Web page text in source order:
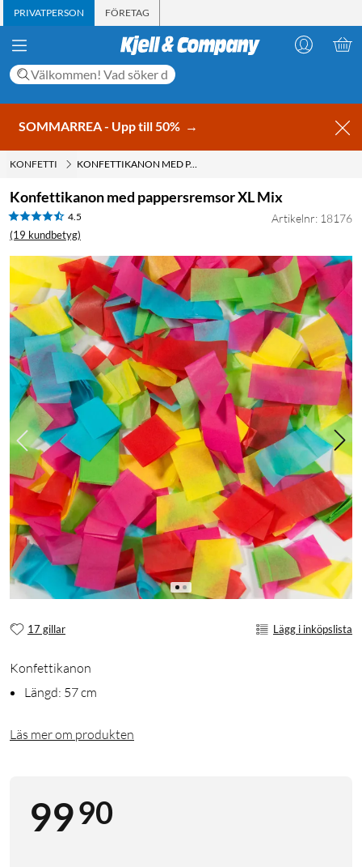
PRIVATPERSON FÖRETAG
SOMMARREA - Upp till 50% →
KONFETTI KONFETTIKANON MED PAPPERSREMSOR XL MIX
Konfettikanon med pappersremsor XL Mix
4.5
(19 kundbetyg)
Artikelnr: 18176
17 gillar Lägg i inköpslista
Konfettikanon
Längd: 57 cm
Läs mer om produkten
9990